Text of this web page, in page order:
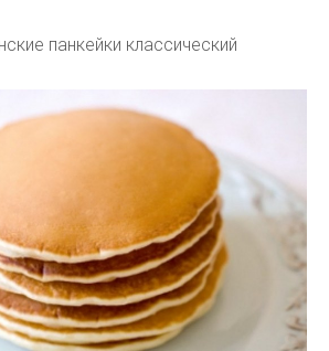
панкейки классический